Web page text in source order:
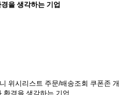
을 생각하는 기업
위시리스트 주문/배송조회 쿠폰존